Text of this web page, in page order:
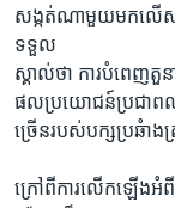
សង្កត់ណាមួយមកលើស
ទទួល
ស្គាល់ថា ការបំពេញ
ផលប្រយោជន៍ប្រជាពល
ច្រើនរបស់បក្សប្រឆំាង
ក្រៅពីការលើកឡើងអំ